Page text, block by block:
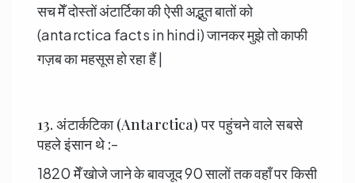
सच मेँ दोस्तों अंटार्टिका की ऐसी अद्भुत बातों को
(antarctica facts in hindi) जानकर मुझे तो काफी
गज़ब का महसूस हो रहा हैं |
13. अंटार्कटिका (Antarctica) पर पहुंचने वाले सबसे
पहले इंसान थे :-
1820 मेँ खोजे जाने के बावजूद 90 सालों तक वहाँ पर किसी